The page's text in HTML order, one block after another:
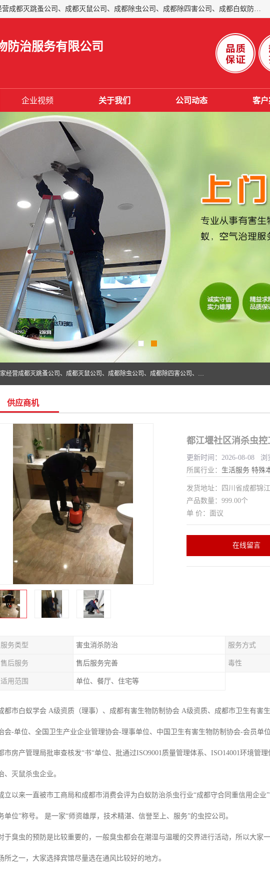
成都仁民有害生物防治服务有限公司是一家经营成都灭跳蚤公司、成都灭鼠公司、成都除虫公司、成都除四害公司、成都白蚁防治公司、成都杀虫公司等。业务覆盖：青白江、郫县、简阳、金堂、乐山、眉山、绵阳、彭州等区域。 由于我们的专业技术和服务态度得到了肯定、 目前公司已经与省内外的多个金 融企业、高端写字楼、星级酒 店、宾馆餐饮企业、学校、制造生产企业、物业小区建立了长期友好的合作关系。
防治服务有限公司
企业视频 关于我们 公司动态 客户
成都仁民有害生物防治服务有限公司是一家经营成都灭跳蚤公司、成都灭鼠公司、成都除虫公司、成都除四害公司、成都白蚁防治公司、成都杀虫公司等。业务覆盖：青白江、郫县、简阳、金堂、乐山、眉山、绵阳、彭州等区域。 由于我们的专业技术和服务态度得到了肯定、 目前公司已经与省内外的多个金 融企业、高端写字楼、星级酒 店、宾馆餐饮企业、学校、制造生产企业、物业小区建立了长期友好的合作关系。
供应商机
都江堰社区消杀虫控
更新时间：2026-08-08 浏
所属行业： 生活服务 特殊
发货地址：四川省成都锦
产品数量：999.00个
单 价：面议
在线留言
服务类型 害虫消杀防治 服务方式
售后服务 售后服务完善 毒性
适用范围 单位、餐厅、住宅等
都市白蚁学会 A级资质（理事）、成都有害生物防制协会 A级资质、成都市卫生有害
会-单位、全国卫生产业企业管理协会-理事单位、中国卫生有害生物防制协会-会员单
市房产管理局批审查核发“书“单位、批通过ISO9001质量管理体系、ISO14001环境管
、灭鼠杀虫企业。
立以来一直被市工商局和成都市消费会评为白蚁防治杀虫行业“成都守合同重信用企
单位”称号。 是一家“师资雄厚，技术精湛、信誉至上、服务”的虫控公司。
于臭虫的预防是比较重要的，一般臭虫都会在潮湿与温暖的交界进行活动，所以大家
所之一，大家选择宾馆尽量选在通风比较好的地方。